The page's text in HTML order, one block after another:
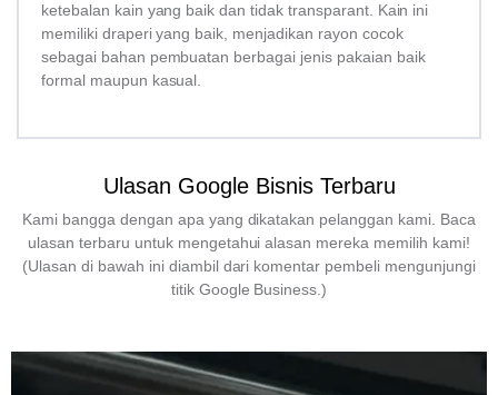
ketebalan kain yang baik dan tidak transparant. Kain ini
memiliki draperi yang baik, menjadikan rayon cocok
sebagai bahan pembuatan berbagai jenis pakaian baik
formal maupun kasual.
Ulasan Google Bisnis Terbaru
Kami bangga dengan apa yang dikatakan pelanggan kami. Baca
ulasan terbaru untuk mengetahui alasan mereka memilih kami!
(Ulasan di bawah ini diambil dari komentar pembeli mengunjungi
titik Google Business.)